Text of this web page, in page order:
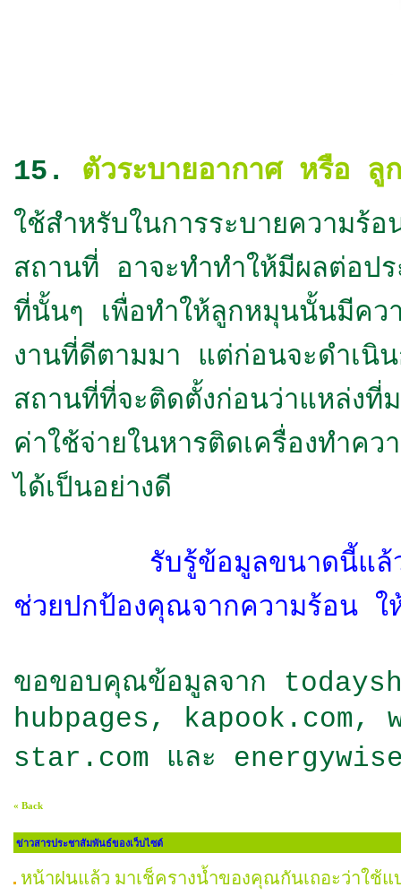
15. ตัวระบายอากาศ หรือ ลู
ใช้สำหรับในการระบายความร้
สถานที่ อาจะทำทำให้มีผลต่อป
ที่นั้นๆ เพื่อทำให้ลูกหมุนนั้นมีคว
งานที่ดีตามมา แต่ก่อนจะดำเนิ
สถานที่ที่จะติดตั้งก่อนว่าแหล่งที่
ค่าใช้จ่ายในหารติดเครื่องทำค
ได้เป็นอย่างดี
รับรู้ข้อมูลขนาดนี้แล้
ช่วยปกป้องคุณจากความร้อน ใ
ขอขอบคุณข้อมูลจาก
hubpages, kapook.com,
star.com และ
« Back
ข่าวสารประชาสัมพันธ์ของเว็บไซต์
หน้าฝนแล้ว มาเช็ครางน้ำของคุณกันเถอะว่าใช้แ